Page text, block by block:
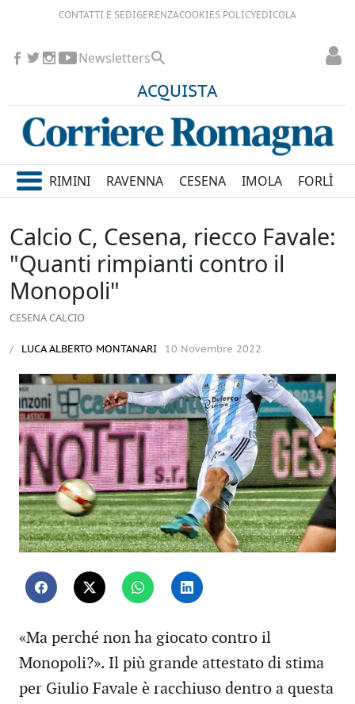
CONTATTI E SEDIGERENZACOOKIES POLICYEDICOLA
ACQUISTA
Newsletters
RIMINI RAVENNA CESENA IMOLA FORLÌ
Calcio C, Cesena, riecco Favale:
"Quanti rimpianti contro il
Monopoli"
CESENA CALCIO
LUCA ALBERTO MONTANARI 10 Novembre 2022
«Ma perché non ha giocato contro il
Monopoli?». Il più grande attestato di stima
per Giulio Favale è racchiuso dentro a questa